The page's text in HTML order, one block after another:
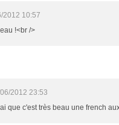
2012 10:57
!<br />
2012 23:53
que c'est très beau une french